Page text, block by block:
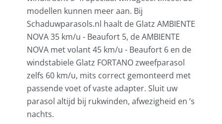
Snel leverbaar
Parasolvoeten
Balkonklemmen
modellen kunnen meer aan. Bij
Schaduwparasols.nl haalt de Glatz AMBIENTE
NOVA 35 km/u - Beaufort 5, de AMBIENTE
NOVA met volant 45 km/u - Beaufort 6 en de
windstabiele Glatz FORTANO zweefparasol
zelfs 60 km/u, mits correct gemonteerd met
passende voet of vaste adapter. Sluit uw
parasol altijd bij rukwinden, afwezigheid en ’s
nachts.